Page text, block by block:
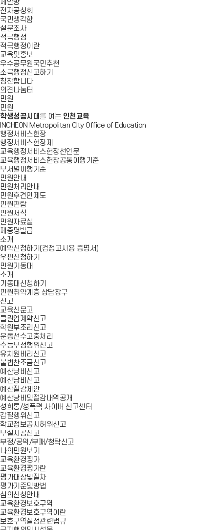
제안방
전자공청회
국민생각함
설문조사
적극행정
적극행정이란
교육및홍보
우수공무원국민추천
소극행정신고하기
칭찬합니다
의견나눔터
민원
민원
학생성공시대 를 여는 인천교육
INCHEON Metropolitan City Office of Education
행정서비스헌장
행정서비스헌장제
교육행정서비스헌장선언문
교육행정서비스헌장공통이행기준
부서별이행기준
민원안내
민원처리안내
민원후견인제도
민원편람
민원서식
민원자료실
제증명발급
소개
예약신청하기(검정고시용 증명서)
우편신청하기
민원기동대
소개
기동대신청하기
민원취약계층 상담창구
신고
교육신문고
클린업계약신고
학원부조리신고
운동선수고충처리
수능부정행위신고
유치원비리신고
불법찬조금신고
예산낭비신고
예산낭비신고
예산절감제안
예산낭비및절감내역공개
성희롱/성폭력 사이버 신고센터
갑질행위신고
학교정보공시허위신고
부실시공신고
부정/공익/부패/청탁신고
나의민원보기
교육환경평가
교육환경평가란
평가대상및절차
평가기준및방법
심의신청안내
교육환경보호구역
교육환경보호구역이란
보호구역설정관련법규